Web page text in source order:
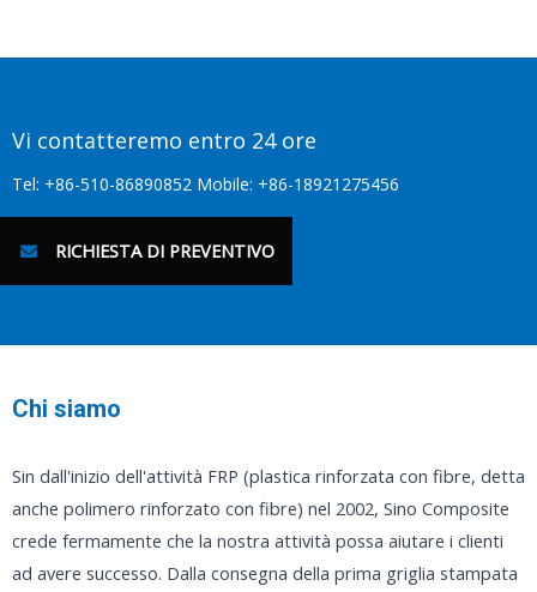
Vi contatteremo entro 24 ore
Tel: +86-510-86890852 Mobile: +86-18921275456
RICHIESTA DI PREVENTIVO
Chi siamo
Sin dall'inizio dell'attività FRP (plastica rinforzata con fibre, detta
anche polimero rinforzato con fibre) nel 2002, Sino Composite
crede fermamente che la nostra attività possa aiutare i clienti
ad avere successo. Dalla consegna della prima griglia stampata